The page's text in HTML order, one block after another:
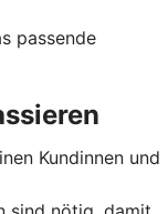
passende
Kundinnen und